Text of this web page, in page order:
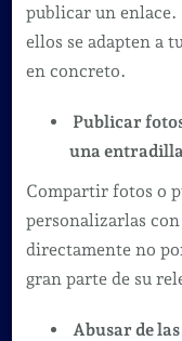
publicar un enlace.
ellos se adapten a
en concreto.
Publicar
una entradilla
Compartir fotos o
personalizarlas
directamente no
gran parte de su
Abusar de